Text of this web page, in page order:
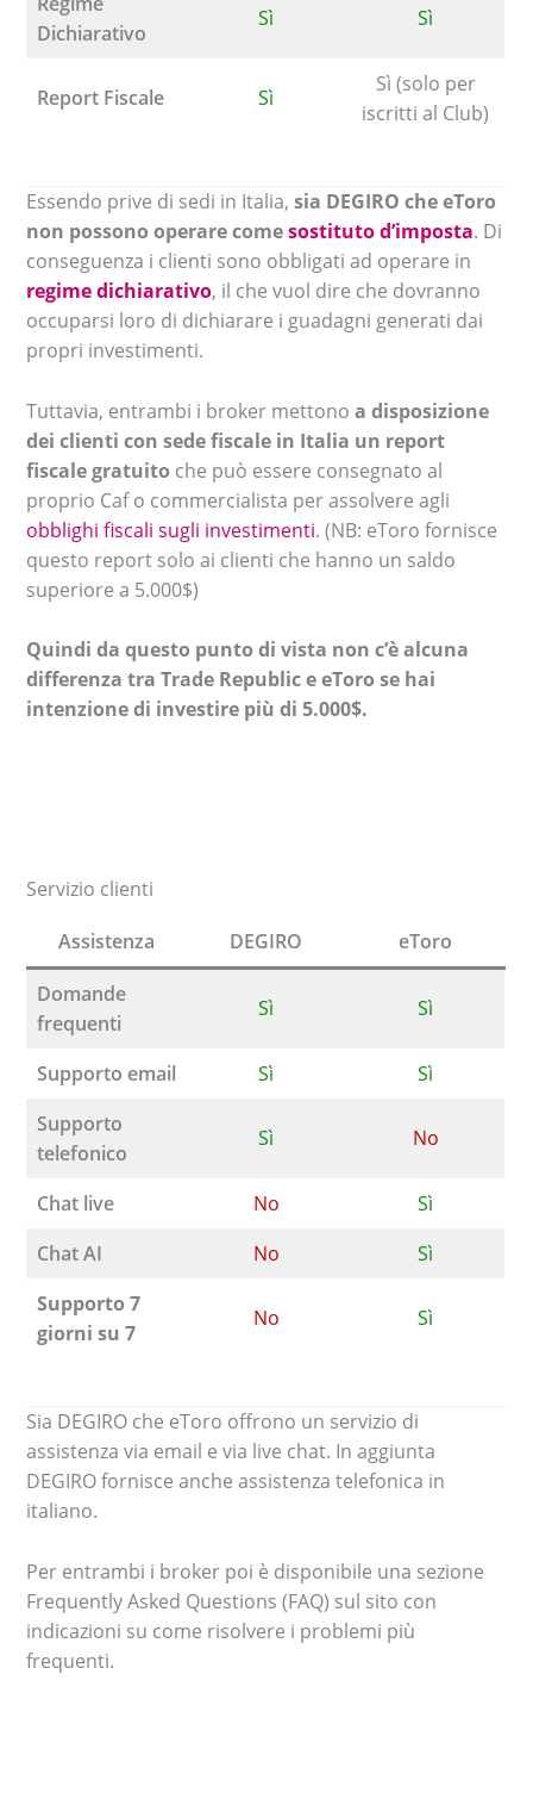
Dichiarativo
Sì Sì
Report Fiscale Sì
Sì (solo per
iscritti al Club)
Essendo prive di sedi in Italia,sia DEGIRO che eToro
non possono operare comesostituto d’imposta. Di
conseguenza i clienti sono obbligati ad operare in
regime dichiarativo, il che vuol dire che dovranno
occuparsi loro di dichiarare i guadagni generati dai
propri investimenti.
Tuttavia, entrambi i broker mettono a disposizione
dei clienti con sede fiscale in Italia un report
fiscale gratuito che può essere consegnato al
proprio Caf o commercialista per assolvere agli
obblighi fiscali sugli investimenti. (NB: eToro fornisce
questo report solo ai clienti che hanno un saldo
superiore a 5.000$)
Quindi da questo punto di vista non c’è alcuna
differenza tra Trade Republic e eToro se hai
intenzione di investire più di 5.000$.
Servizio clienti
Assistenza
DEGIRO
eToro
Domande
frequenti
Sì Sì
Supporto email Sì
Sì
Supporto
telefonico
Sì No
Chat live No
Sì
Chat AI
No
Sì
Supporto 7
giorni su 7
No Sì
Sia DEGIRO che eToro offrono un servizio di
assistenza via email e via live chat. In aggiunta
DEGIRO fornisce anche assistenza telefonica in
italiano.
Per entrambi i broker poi è disponibile una sezione
Frequently Asked Questions (FAQ) sul sito con
indicazioni su come risolvere i problemi più
frequenti.